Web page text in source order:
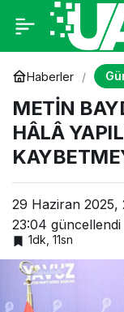
Haberler
METİN
HÂLÂ
29 Haziran 2025,
23:04 güncellendi
1dk, 11sn
METİN
“SURUÇ YOLU
YAPILMADI
CANLARIMIZI
KAYBETMEYE
EDİYORUZ”